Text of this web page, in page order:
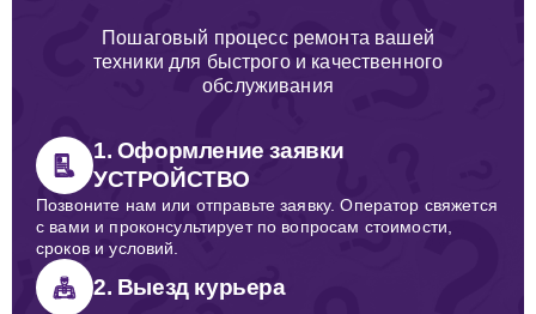
Пошаговый процесс ремонта вашей
техники для быстрого и качественного
обслуживания
1. Оформление заявки
УСТРОЙСТВО
Позвоните нам или отправьте заявку. Оператор свяжется
с вами и проконсультирует по вопросам стоимости,
сроков и условий.
2. Выезд курьера